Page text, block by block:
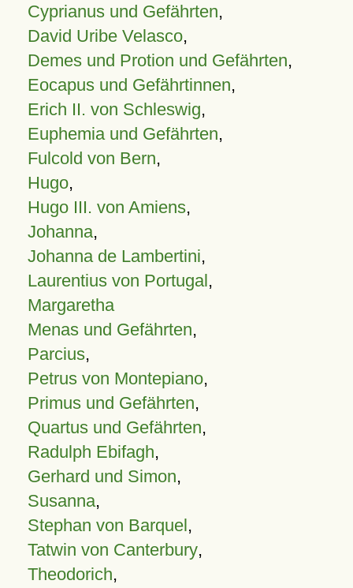
Cyprianus und Gefährten,
David Uribe Velasco,
Demes und Protion und Gefährten,
Eocapus und Gefährtinnen,
Erich II. von Schleswig,
Euphemia und Gefährten,
Fulcold von Bern,
Hugo,
Hugo III. von Amiens,
Johanna,
Johanna de Lambertini,
Laurentius von Portugal,
Margaretha
Menas und Gefährten,
Parcius,
Petrus von Montepiano,
Primus und Gefährten,
Quartus und Gefährten,
Radulph Ebifagh,
Gerhard und Simon,
Susanna,
Stephan von Barquel,
Tatwin von Canterbury,
Theodorich,